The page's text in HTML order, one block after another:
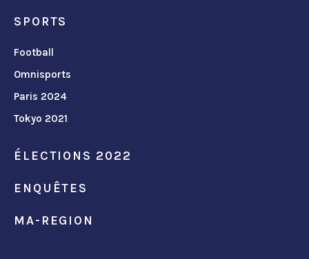
SPORTS
Football
Omnisports
Paris 2024
Tokyo 2021
ÉLECTIONS 2022
ENQUÊTES
MA-REGION